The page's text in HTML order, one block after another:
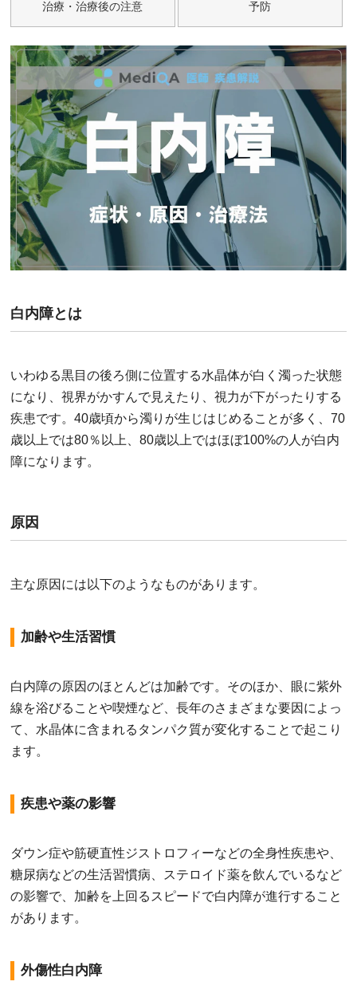
治療・治療後の注意 予防
白内障とは
いわゆる黒目の後ろ側に位置する水晶体が白く濁った状態
になり、視界がかすんで見えたり、視力が下がったりする
疾患です。40歳頃から濁りが生じはじめることが多く、70
歳以上では80％以上、80歳以上ではほぼ100%の人が白内
障になります。
原因
主な原因には以下のようなものがあります。
加齢や生活習慣
白内障の原因のほとんどは加齢です。そのほか、眼に紫外
線を浴びることや喫煙など、長年のさまざまな要因によっ
て、水晶体に含まれるタンパク質が変化することで起こり
ます。
疾患や薬の影響
ダウン症や筋硬直性ジストロフィーなどの全身性疾患や、
糖尿病などの生活習慣病、ステロイド薬を飲んでいるなど
の影響で、加齢を上回るスピードで白内障が進行すること
があります。
外傷性白内障